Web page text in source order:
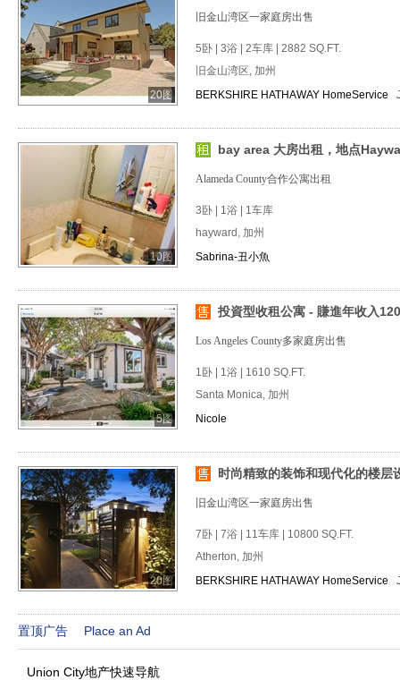
20图
旧金山湾区一家庭房出售
5卧 | 3浴 | 2车库 | 2882 SQ.FT.
旧金山湾区, 加州
BERKSHIRE HATHAWAY HomeService
10图
bay area 大房出租，地点
Alameda County合作公寓出租
3卧 | 1浴 | 1车库
hayward, 加州
Sabrina-丑小魚
5图
投資型收租公寓 - 賺進年收入
Los Angeles County多家庭房出售
1卧 | 1浴 | 1610 SQ.FT.
Santa Monica, 加州
Nicole
20图
时尚精致的装饰和现代化的楼层
旧金山湾区一家庭房出售
7卧 | 7浴 | 11车库 | 10800 SQ.FT.
Atherton, 加州
BERKSHIRE HATHAWAY HomeService
置顶广告 Place an Ad
Union City地产快速导航